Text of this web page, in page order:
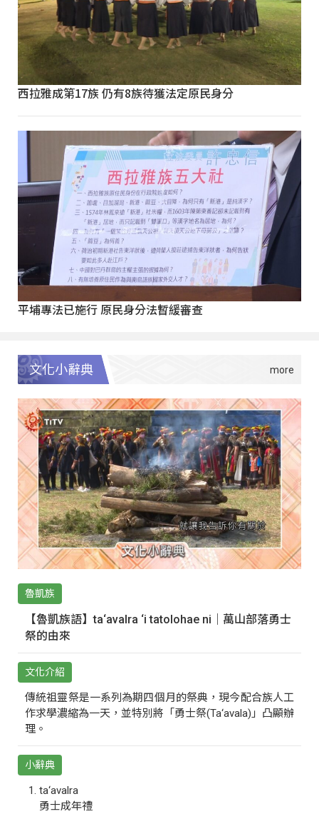
西拉雅成第17族 仍有8族待獲法定原民身分
平埔專法已施行 原民身分法暫緩審查
文化小辭典
魯凱族
【魯凱族語】ta‘avalra ‘i tatolohae ni｜萬山部落勇士
祭的由來
文化介紹
傳統祖靈祭是一系列為期四個月的祭典，現今配合族人工
作求學濃縮為一天，並特別將「勇士祭(Ta‘avala)」凸顯辦
理。
小辭典
ta‘avalra
勇士成年禮